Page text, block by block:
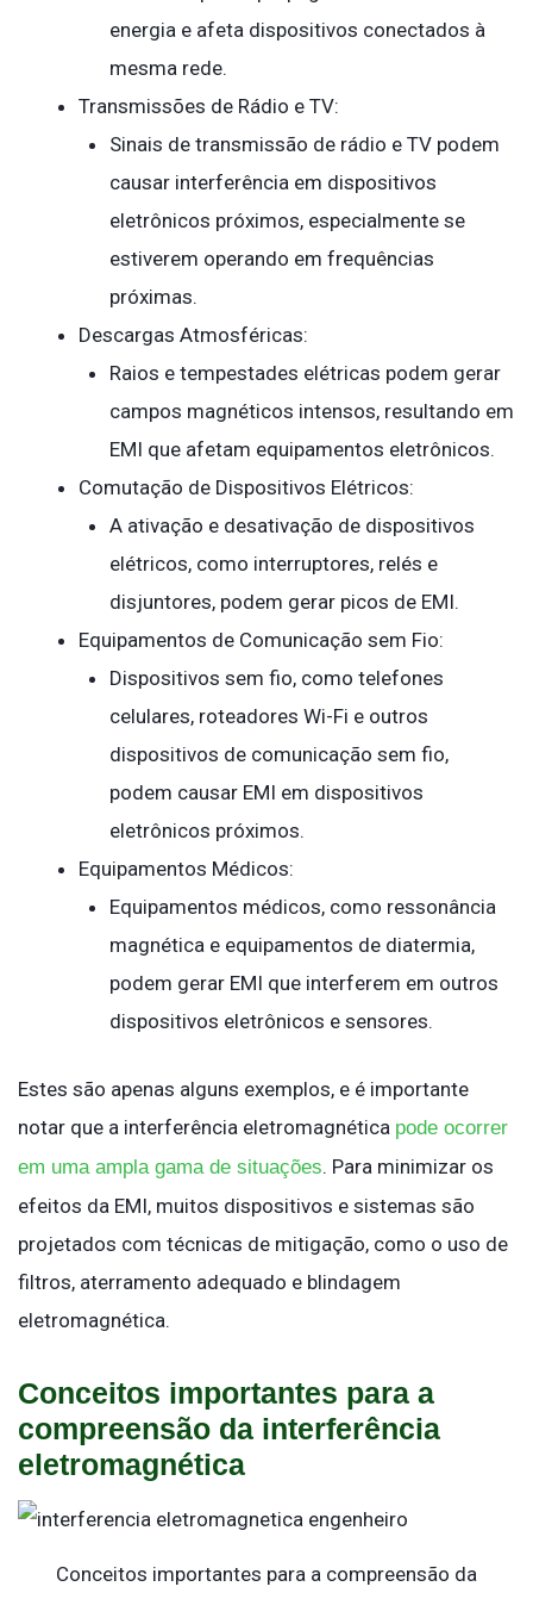
energia e afeta dispositivos conectados à
mesma rede.
Transmissões de Rádio e TV:
Sinais de transmissão de rádio e TV podem
causar interferência em dispositivos
eletrônicos próximos, especialmente se
estiverem operando em frequências
próximas.
Descargas Atmosféricas:
Raios e tempestades elétricas podem gerar
campos magnéticos intensos, resultando em
EMI que afetam equipamentos eletrônicos.
Comutação de Dispositivos Elétricos:
A ativação e desativação de dispositivos
elétricos, como interruptores, relés e
disjuntores, podem gerar picos de EMI.
Equipamentos de Comunicação sem Fio:
Dispositivos sem fio, como telefones
celulares, roteadores Wi-Fi e outros
dispositivos de comunicação sem fio,
podem causar EMI em dispositivos
eletrônicos próximos.
Equipamentos Médicos:
Equipamentos médicos, como ressonância
magnética e equipamentos de diatermia,
podem gerar EMI que interferem em outros
dispositivos eletrônicos e sensores.
Estes são apenas alguns exemplos, e é importante
notar que a interferência eletromagnética pode ocorrer
em uma ampla gama de situações. Para minimizar os
efeitos da EMI, muitos dispositivos e sistemas são
projetados com técnicas de mitigação, como o uso de
filtros, aterramento adequado e blindagem
eletromagnética.
Conceitos importantes para a
compreensão da interferência
eletromagnética
Conceitos importantes para a compreensão da